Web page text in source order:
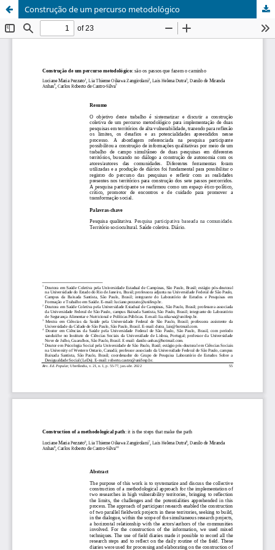
Construção de um percurso metodológico